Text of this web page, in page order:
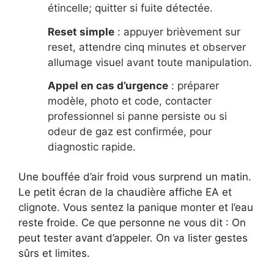
étincelle; quitter si fuite détectée.
Reset simple : appuyer brièvement sur
reset, attendre cinq minutes et observer
allumage visuel avant toute manipulation.
Appel en cas d’urgence : préparer
modèle, photo et code, contacter
professionnel si panne persiste ou si
odeur de gaz est confirmée, pour
diagnostic rapide.
Une bouffée d’air froid vous surprend un matin.
Le petit écran de la chaudière affiche EA et
clignote. Vous sentez la panique monter et l’eau
reste froide. Ce que personne ne vous dit : On
peut tester avant d’appeler. On va lister gestes
sûrs et limites.